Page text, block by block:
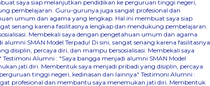
saya siap melanjutkan pendidikan ke perguruan tinggi negeri,
pembelajaran. Guru-gurunya juga sangat profesional dan
umum dan agama yang lengkap. Hal ini membuat saya siap
senang karena fasilitasnya lengkap dan mendukung pembelajaran.
Membekali saya dengan pengetahuan umum dan agama
SMAN Model Terpadu! Di sini, sangat senang karena fasilitasnya
percaya diri, dan mampu bersosialisasi. Membekali saya
Testimoni Alumni : "Saya bangga menjadi alumni SMAN Model
jati diri. Membentuk saya menjadi pribadi yang disiplin, percaya
tinggi negeri, kedinasan dan lainnya" Testimoni Alumni :
profesional dan membantu saya menemukan jati diri. Membentuk